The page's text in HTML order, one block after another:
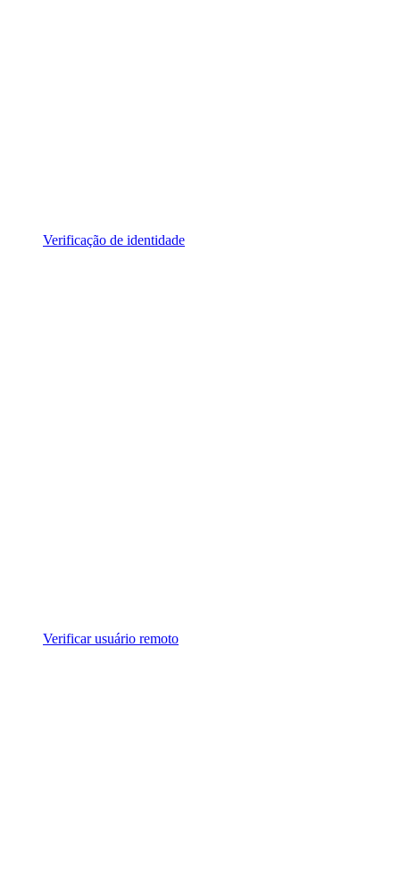
Verificação de identidade
Verificar usuário remoto